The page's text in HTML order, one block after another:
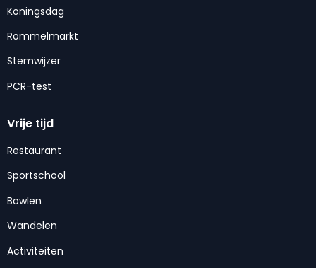
Koningsdag
Rommelmarkt
Stemwijzer
PCR-test
Vrije tijd
Restaurant
Sportschool
Bowlen
Wandelen
Activiteiten